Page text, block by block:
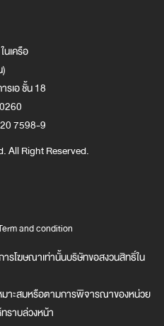
นเครือ
เอ ชั้น 18
7598-9
All Right Reserved.
and condition
รโฆษณาเท่านั้นบริษัทขอสงวนสิทธิ์ใน
มาะสมหรือตามการพิจารณาของหน่วย
ราบล่วงหน้า